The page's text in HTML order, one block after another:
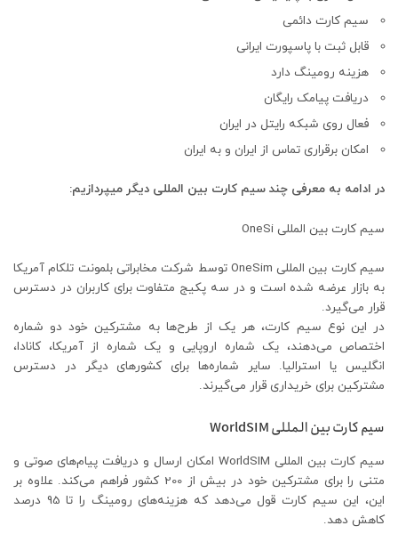
سیم کارت دائمی
قابل ثبت با پاسپورت ایرانی
هزینه رومینگ دارد
دریافت پیامک رایگان
فعال روی شبکه رایتل در ایران
امکان برقراری تماس از ایران و به ایران
در ادامه به معرفی چند سیم کارت بین المللی دیگر میپردازیم:
سیم کارت بین المللی OneSi
سیم کارت بین المللی OneSim توسط شرکت مخابراتی بلمونت تلکام آمریکا
به بازار عرضه شده است و در سه پکیج متفاوت برای کاربران در دسترس
قرار می‌گیرد.
در این نوع سیم کارت، هر یک از طرح‌ها به مشترکین خود دو شماره
اختصاص می‌دهند، یک شماره اروپایی و یک شماره از آمریکا، کانادا،
انگلیس یا استرالیا. سایر شماره‌ها برای کشورهای دیگر در دسترس
مشترکین برای خریداری قرار می‌گیرند.
سیم کارت بین المللی WorldSIM
سیم کارت بین المللی WorldSIM امکان ارسال و دریافت پیام‌های صوتی و
متنی را برای مشترکین خود در بیش از 200 کشور فراهم می‌کند. علاوه بر
این، این سیم کارت قول می‌دهد که هزینه‌های رومینگ را تا 95 درصد
کاهش دهد.